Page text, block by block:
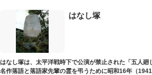
はなし塚
はなし塚は、太平洋戦時下で公演が禁止された「五人廻
名作落語と落語家先輩の霊を弔うために昭和16年（